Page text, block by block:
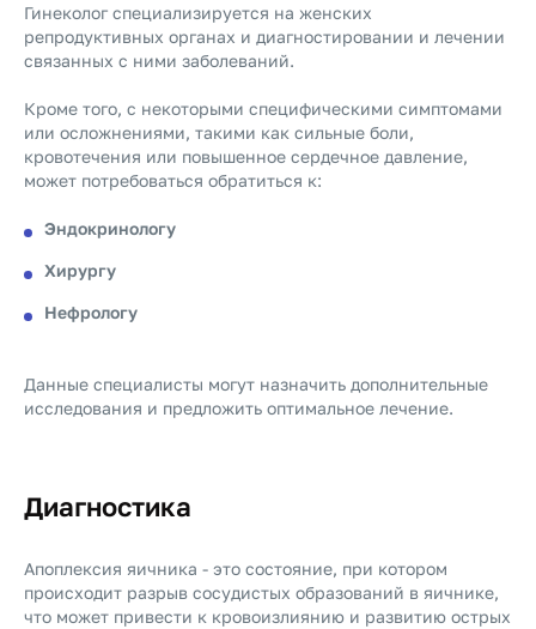
Гинеколог специализируется на женских
репродуктивных органах и диагностировании и лечении
связанных с ними заболеваний.
Кроме того, с некоторыми специфическими симптомами
или осложнениями, такими как сильные боли,
кровотечения или повышенное сердечное давление,
может потребоваться обратиться к:
Эндокринологу
Хирургу
Нефрологу
Данные специалисты могут назначить дополнительные
исследования и предложить оптимальное лечение.
Диагностика
Апоплексия яичника - это состояние, при котором
происходит разрыв сосудистых образований в яичнике,
что может привести к кровоизлиянию и развитию острых